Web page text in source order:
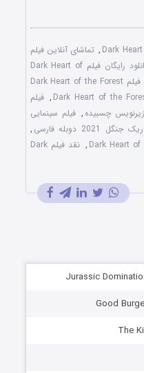
Dark
, تماشای آنلاین فیلم
دانلود رایگان فیلم Dark Heart of
دوبله فارسی فیلم Dark Heart of the Forest
, فیلم
, فیلم سینمایی
دوبله فارسی
,
,
نقد فیلم Dark